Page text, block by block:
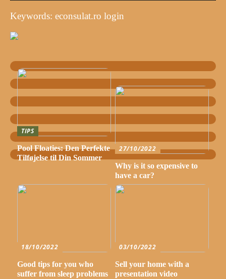
Keywords: econsulat.ro login
TIPS
Pool Floaties: Den Perfekte
Tilføjelse til Din Sommer
27/10/2022
Why is it so expensive to
have a car?
18/10/2022
Good tips for you who
suffer from sleep problems
03/10/2022
Sell your home with a
presentation video